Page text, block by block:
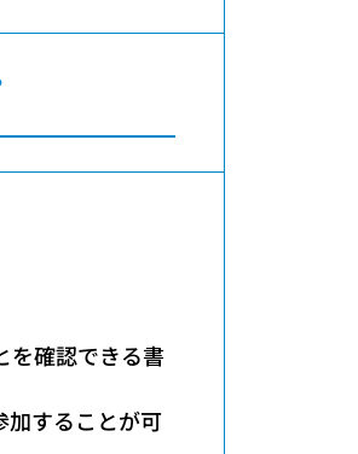
確認できる書
することが可